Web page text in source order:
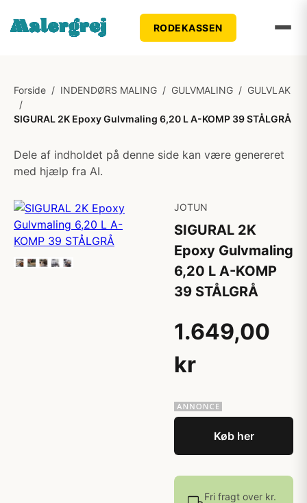
RODEKASSEN
Forside / INDENDØRS MALING / GULVMALING / GULVLAK
/
SIGURAL 2K Epoxy Gulvmaling 6,20 L A-KOMP 39 STÅLGRÅ
Dele af indholdet på denne side kan være genereret
med hjælp fra AI.
JOTUN
SIGURAL 2K
Epoxy Gulvmaling
6,20 L A-KOMP
39 STÅLGRÅ
1.649,00
kr
Køb her
Fri fragt over kr.